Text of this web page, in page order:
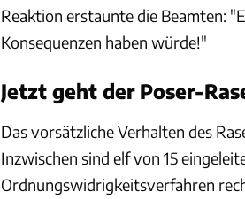
Reaktion erstaunte die Beamten:
Konsequenzen haben würde!"
Jetzt geht der Poser-
Das vorsätzliche Verhalten des
Inzwischen sind elf von 15
Ordnungswidrigkeitsverfahren